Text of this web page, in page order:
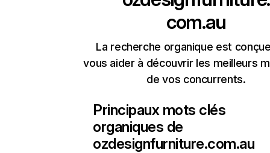
com.au
La recherche organique est
vous aider à découvrir les meilleurs
de vos concurrents.
Principaux mots clés
organiques de
ozdesignfurniture.com.au